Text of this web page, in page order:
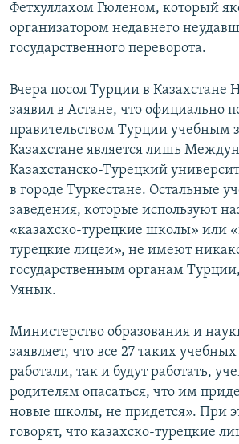
Фетхуллахом Гюленом, который
организатором недавнего
государственного переворота.
Вчера посол Турции в Казахстане
заявил в Астане, что официально
правительством Турции учебным
Казахстане является лишь
Казахстанско-Турецкий
в городе Туркестане. Остальные
заведения, которые используют
«казахско-турецкие школы» или
турецкие лицеи», не имеют
государственным органам
Уянык.
Министерство образования и
заявляет, что все 27 таких
работали, так и будут работать,
родителям опасаться, что им
новые школы, не придется». При
говорят, что казахско-турецкие